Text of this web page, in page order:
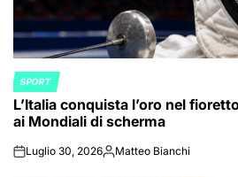
POSTED
IN
SPORT
L’Italia conquista l’oro nel
ai Mondiali di scherma
onLuglio 30, 2026Posted
Matteo Bianchi